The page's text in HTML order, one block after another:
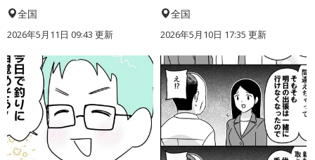
全国
2026年5月11日 09:43 更新
全国
2026年5月10日 17:35 更新